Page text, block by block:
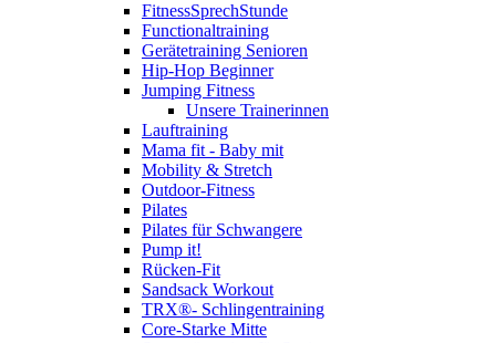
FitnessSprechStunde
Functionaltraining
Gerätetraining Senioren
Hip-Hop Beginner
Jumping Fitness
Unsere Trainerinnen
Lauftraining
Mama fit - Baby mit
Mobility & Stretch
Outdoor-Fitness
Pilates
Pilates für Schwangere
Pump it!
Rücken-Fit
Sandsack Workout
TRX®- Schlingentraining
Core-Starke Mitte